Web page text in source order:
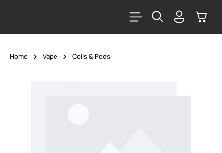
Home Vape Coils & Pods